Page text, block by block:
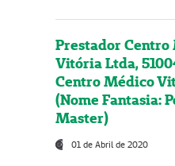
Prestador Centro
Vitória Ltda,
Centro Médico
(Nome Fantasia:
Master)
01 de Abril de 2020